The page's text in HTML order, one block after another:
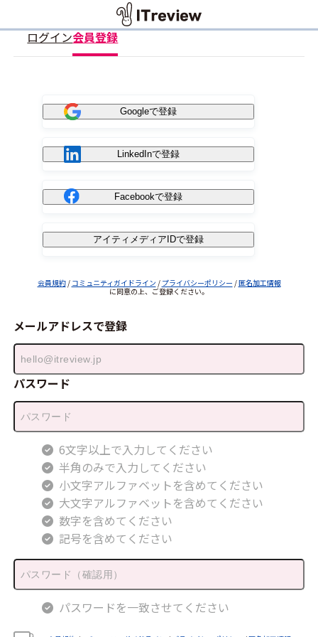
ログイン会員登録
Googleで登録
LinkedInで登録
Facebookで登録
アイティメディアIDで登録
会員規約/ コミュニティガイドライン / プライバシーポリシー /匿名加工情報
に同意の上、ご登録ください。
メールアドレスで登録
パスワード
6文字以上で入力してください
半角のみで入力してください
小文字アルファベットを含めてください
大文字アルファベットを含めてください
数字を含めてください
記号を含めてください
パスワードを一致させてください